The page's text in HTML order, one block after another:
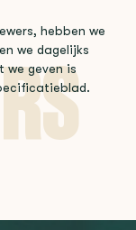
hebben we
we dagelijks
we geven is